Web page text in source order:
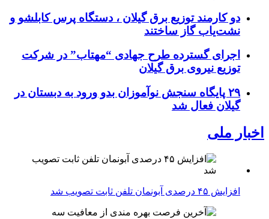
دو کارمند توزیع برق گیلان ، دستگاه پرس کابلشو و
نشت‌یاب گاز ساختند
اجرای گسترده طرح جهادی “مهتاب” در شرکت
توزیع نیروی برق گیلان
۲۹ پایگاه سنجش نوآموزان بدو ورود به دبستان در
گیلان فعال شد
اخبار ملی
افزایش ۴۵ درصدی آبونمان تلفن ثابت تصویب شد